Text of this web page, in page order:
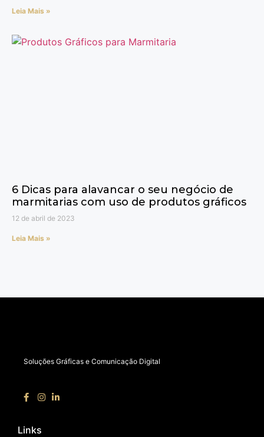
Leia Mais »
6 Dicas para alavancar o seu negócio de
marmitarias com uso de produtos gráficos
12 de abril de 2023
Leia Mais »
Soluções Gráficas e Comunicação Digital
Links